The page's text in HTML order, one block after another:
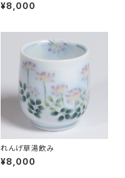
¥8,000
れんげ草湯飲み
¥8,000